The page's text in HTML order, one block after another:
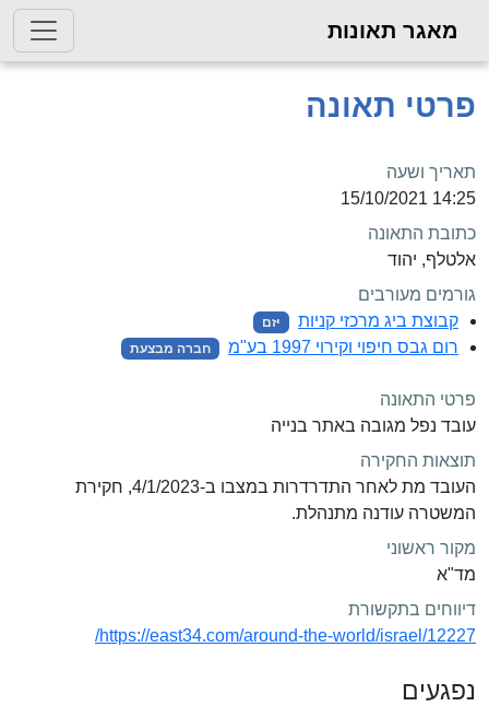
מאגר תאונות
פרטי תאונה
תאריך ושעה
14:25 15/10/2021
כתובת התאונה
אלטלף, יהוד
גורמים מעורבים
קבוצת ביג מרכזי קניות
יזם
רום גבס חיפוי וקירוי 1997 בע"מ חברה מבצעת
פרטי התאונה
עובד נפל מגובה באתר בנייה
תוצאות החקירה
העובד מת לאחר התדרדרות במצבו ב-4/1/2023, חקירת
המשטרה עודנה מתנהלת.
מקור ראשוני
מד"א
דיווחים בתקשורת
https://east34.com/around-the-world/israel/12227/
נפגעים